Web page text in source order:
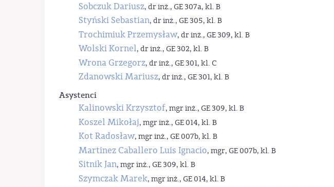
Sobczuk Dariusz, dr inż., GE 307a, kl. B
Styński Sebastian, dr inż., GE 305, kl. B
Trochimiuk Przemysław, dr inż., GE 309, kl. B
Wolski Kornel, dr inż., GE 302, kl. B
Wrona Grzegorz, dr inż., GE 301, kl. C
Zdanowski Mariusz, dr inż., GE 301, kl. B
Asystenci
Kalinowski Krzysztof, mgr inż., GE 309, kl. B
Koszel Mikołaj, mgr inż., GE 014, kl. B
Kot Radosław, mgr inż., GE 007b, kl. B
Martinez Caballero Luis Ignacio, mgr, GE 007b, kl. B
Sitnik Jan, mgr inż., GE 309, kl. B
Szymczak Marek, mgr inż., GE 014, kl. B